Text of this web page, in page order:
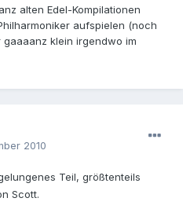
alten Edel-Kompilationen
aufspielen (noch
klein irgendwo im
2010
Teil, größtenteils
Scott.